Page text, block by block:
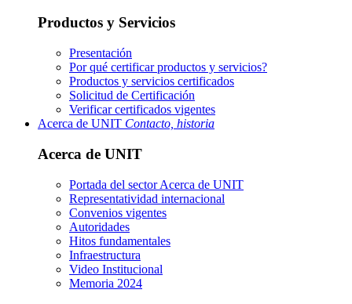
Productos y Servicios
Presentación
Por qué certificar productos y servicios?
Productos y servicios certificados
Solicitud de Certificación
Verificar certificados vigentes
Acerca de UNIT Contacto, historia
Acerca de UNIT
Portada del sectorAcerca de UNIT
Representatividad internacional
Convenios vigentes
Autoridades
Hitos fundamentales
Infraestructura
Video Institucional
Memoria 2024